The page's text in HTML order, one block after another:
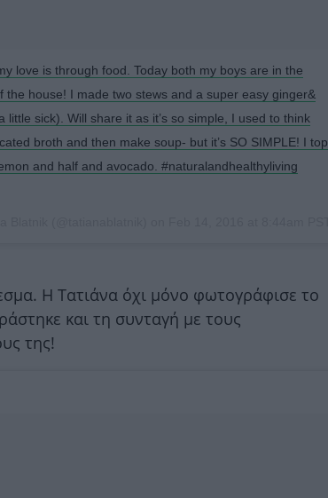
love is through food. Today both my boys are in the
the house! I made two stews and a super easy ginger&
little sick). Will share it as it’s so simple, I used to think
broth and then make soup- but it’s SO SIMPLE! I top
and half and avocado. #naturalandhealthyliving
H Τατιάνα όχι μόνο φωτογράφισε το
και τη συνταγή με τους
της!